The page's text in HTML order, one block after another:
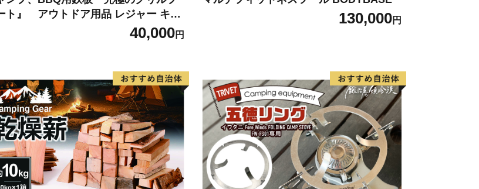
助」、企業・事業所の地域貢献である「商助」、そして行政が行う
「公助」。これらそれぞれの「助」が補完し合う、地域全体による
あなたの想いを与謝野町の未来へとつなぎます。
■ 与謝野町ふるさと納税特典（返礼品）について
―――――――――――――――――――――――――
※長期不在等による特典未受領の場合、特典を再度送付することは
できません。確実にお受け取りいただくようお願いします。
※与謝野町にお住まいの方からのご寄附の場合は、特典を送付する
ト』 アウトドア用品 レジャー キャ
40,000円
130,000円